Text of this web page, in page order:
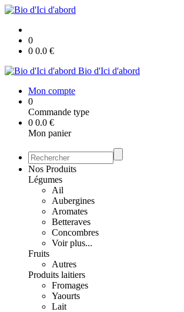
0
0 0.0 €
Bio d'Ici d'abord
Mon compte
0
Commande type
0 0.0 €
Mon panier
Nos Produits
Légumes
Ail
Aubergines
Aromates
Betteraves
Concombres
Voir plus...
Fruits
Autres
Produits laitiers
Fromages
Yaourts
Lait